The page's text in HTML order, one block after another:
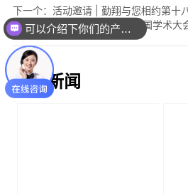
下一个：活动邀请 | 勤翔与您相约第十
年会&中国生化学会2025年全国学术大
相关新闻